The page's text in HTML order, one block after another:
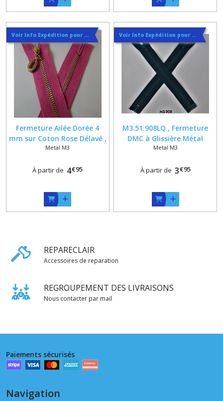
Voir Info Expédition pour Régler les Frais de Port au Meilleur Prix , En haut d'ecran à Droite
Fermeture Ailée Dorée 4
mm sur Coton Rose Délavé ,
Longueur sur mesure maxi
Metal M3
À partir de 4€95
Voir Info Expédition pour Régler les Frais de Port au Meilleur Prix , En haut d'ecran à Droite
M3.51.908LQ , Fermeture
DMC à Glissière Métal
Laquée 4 mm , Coloris Vert
Metal M3
À partir de 3€95
REPARECLAIR
Accessoires de reparation
REGROUPEMENT DES LIVRAISONS
Nous contacter par mail
Paiements sécurisés
Navigation